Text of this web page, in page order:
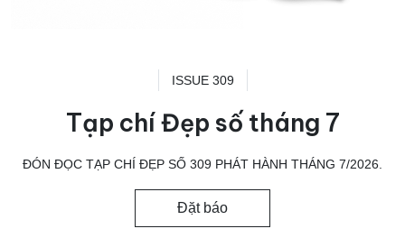
ISSUE 309
Tạp chí Đẹp số tháng 7
ĐÓN ĐỌC TẠP CHÍ ĐẸP SỐ 309 PHÁT HÀNH THÁNG 7/2026.
Đặt báo